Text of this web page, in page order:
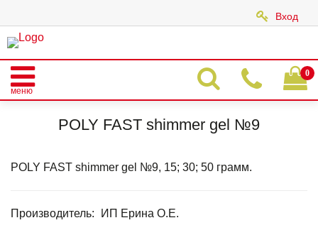
Вход
меню
0
POLY FAST shimmer gel №9
POLY FAST shimmer gel №9, 15; 30; 50 грамм.
Производитель: ИП Ерина О.Е.